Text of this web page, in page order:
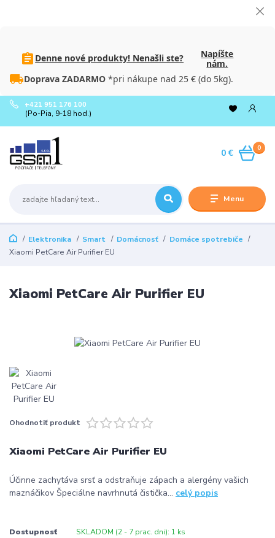
Denne nové produkty! Nenašli ste?
Napíšte
nám.
Doprava ZADARMO *pri nákupe nad 25 € (do 5kg).
Menu
+421 951 176 100
(Po-Pia, 9-18 hod.)
0
0 €
Elektronika Smart Domácnosť
Domáce spotrebiče
Xiaomi PetCare Air Purifier EU
Xiaomi PetCare Air Purifier EU
Ohodnotiť produkt
Xiaomi PetCare Air Purifier EU
Účinne zachytáva srsť a odstraňuje zápach a alergény vašich
maznáčikov Špeciálne navrhnutá čistička... celý popis
Dostupnosť SKLADOM (2 - 7 prac. dni): 1 ks